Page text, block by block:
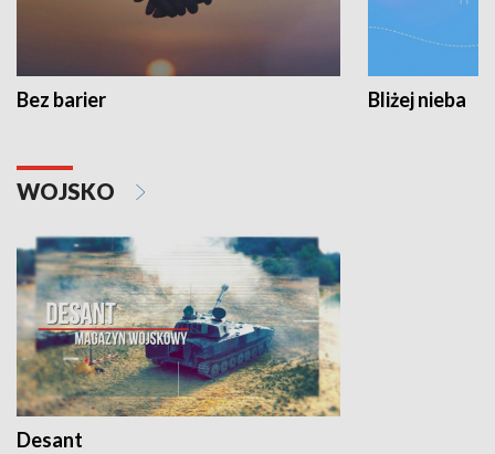
Bez barier Bliżej nieba
WOJSKO
Desant